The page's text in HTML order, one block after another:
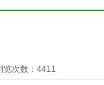
览次数：4411